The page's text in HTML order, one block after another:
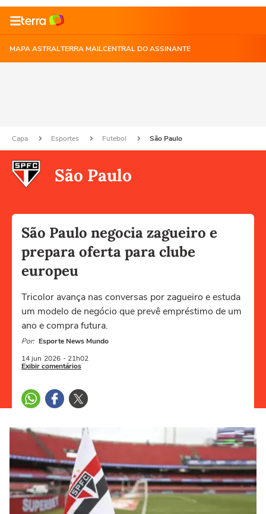
MAPA ASTRALTERRA MAILCENTRAL DO ASSINANTE
Capa Esportes Futebol São Paulo
São Paulo
São Paulo negocia zagueiro e
prepara oferta para clube
europeu
Tricolor avança nas conversas por zagueiro e estuda
um modelo de negócio que prevê empréstimo de um
ano e compra futura.
Por: Esporte News Mundo
14 jun 2026 - 21h02
Exibir comentários